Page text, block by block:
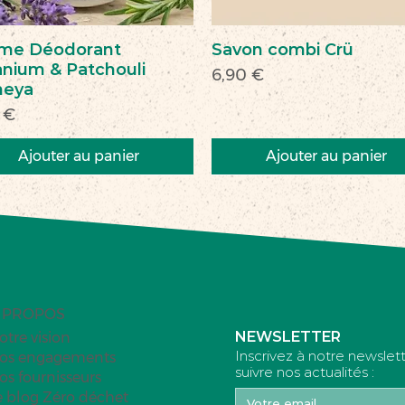
Déodorant
& Patchouli
€
Ajouter au panier
Savon combi Crü
Prix
6,90 €
Ajouter au panier
Nouveau
Nouveau
vision
engagements
fournisseurs
blog Zéro déchet
NEWSLETTER
Inscrivez à notre
suivre nos actualités :